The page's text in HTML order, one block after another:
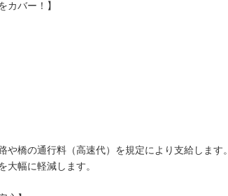
カバー！】
や橋の通行料（高速代）を規定により支給します。
大幅に軽減します。